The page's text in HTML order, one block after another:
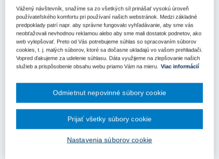
ktoré zverej...
Kľúčové slová
Výzva
23. týždeň na ÚVO: rozhodnutia, pokuty a
metodické usmernenia v praxi
12. 6. 2026 Kategória:Aktuality
Autor/i: Úrad pre verejné
obstarávanie
Kľúčové slová
Rozhodovacia prax
Úrad pre verejné obstarávanie
Vážený návštevník, snažíme sa zo všetkých síl prinášať vysokú úroveň
používateľského komfortu pri používaní našich webstránok. Medzi základné
predpoklady patrí napr. aby správne fungovalo vyhľadávanie, aby sme vás
neobťažovali nevhodnou reklamou alebo aby sme mali dostatok podnetov, ako
web vylepšovať. Preto od Vás potrebujeme súhlas so spracovaním súborov
cookies, t. j. malých súborov, ktoré sa dočasne ukladajú vo vašom prehliadači.
Vopred ďakujeme za udelenie súhlasu. Dáta využijeme na zlepšovanie našich
služieb a prispôsobenie obsahu webu priamo Vám na mieru. Viac informácií
Nastavenia súborov cookie
Odmietnut nepovinné súbory cookie
Prijať všetky súbory cookie